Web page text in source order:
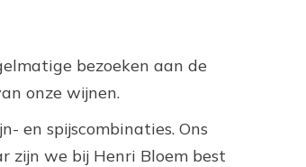
bezoeken aan de
onze wijnen.
en spijscombinaties. Ons
zijn we bij Henri Bloem best